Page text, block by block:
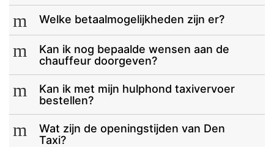
m Welke betaalmogelijkheden zijn er?
m
Kan ik nog bepaalde wensen aan de
chauffeur doorgeven?
m
Kan ik met mijn hulphond taxivervoer
bestellen?
m
Wat zijn de openingstijden van Den
Taxi?